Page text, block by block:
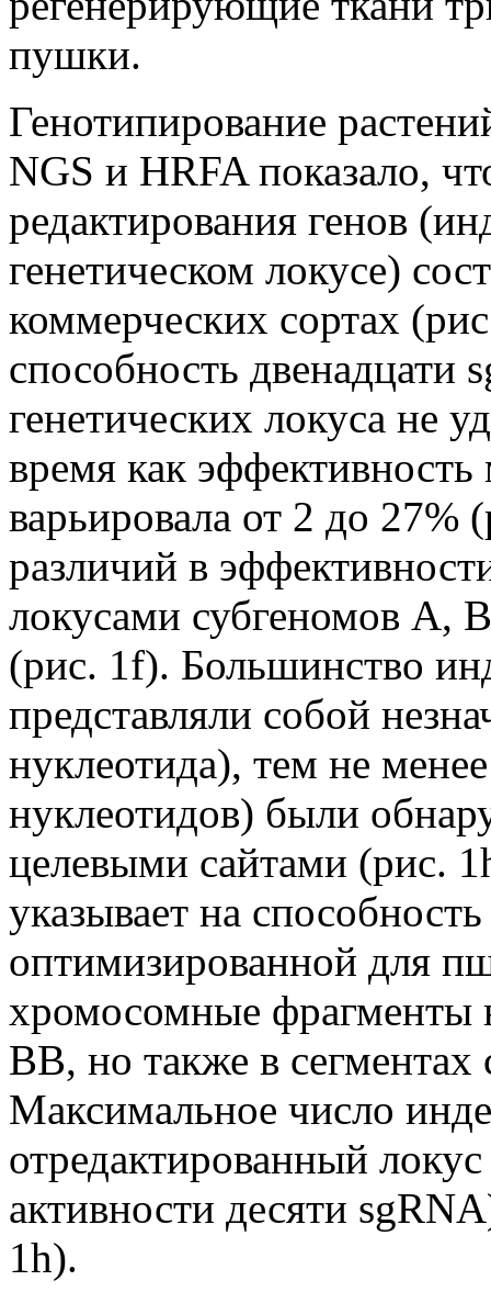
пушки.
Генотипирование
NGS и HRFA показало,
редактирования генов
генетическом локусе)
коммерческих сортах
способность двенадцати
генетических локуса не
время как эффективность
варьировала от 2 до 27%
различий в
локусами субгеномов A,
(рис. 1f). Большинство
представляли собой
нуклеотида), тем не
нуклеотидов) были
целевыми сайтами (рис.
указывает на
оптимизированной для
хромосомные фрагменты
BB, но также в
Максимальное число
отредактированный
активности десяти
1h).